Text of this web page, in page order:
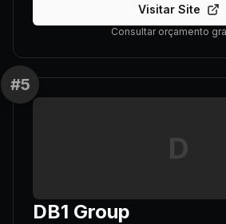
Visitar Site
Consultar orçamento
#5
D
DB1 Group